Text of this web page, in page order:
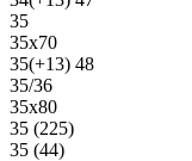
35
35х70
35(+13) 48
35/36
35х80
35 (225)
35 (44)